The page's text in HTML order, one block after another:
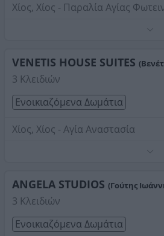
Χίος, Χίος - Παραλία Αγίας
VENETIS HOUSE SUITES
3 Κλειδιών
Ενοικιαζόμενα Δωμάτια
Χίος, Χίος - Αγία Αναστασία
ANGELA STUDIOS (Γούτης
3 Κλειδιών
Ενοικιαζόμενα Δωμάτια